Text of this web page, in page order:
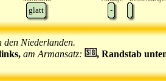
glatt -
Niederlanden.
am Armansatz: , Randstab